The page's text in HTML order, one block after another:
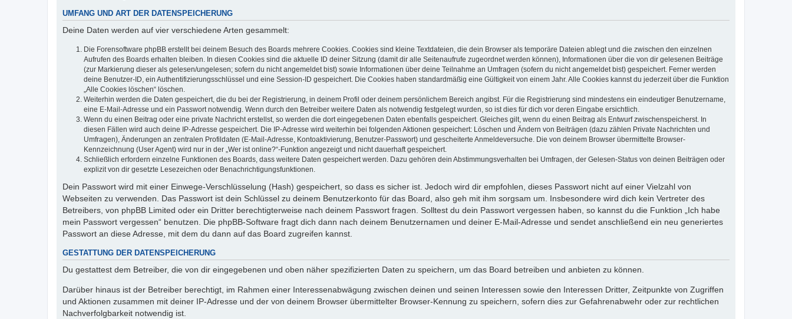
UMFANG UND ART DER DATENSPEICHERUNG
Deine Daten werden auf vier verschiedene Arten gesammelt:
Die Forensoftware phpBB erstellt bei deinem Besuch des Boards mehrere Cookies. Cookies sind kleine Textdateien, die dein Browser als temporäre Dateien ablegt und die zwischen den einzelnen
Aufrufen des Boards erhalten bleiben. In diesen Cookies sind die aktuelle ID deiner Sitzung (damit dir alle Seitenaufrufe zugeordnet werden können), Informationen über die von dir gelesenen Beiträge
(zur Markierung dieser als gelesen/ungelesen; sofern du nicht angemeldet bist) sowie Informationen über deine Teilnahme an Umfragen (sofern du nicht angemeldet bist) gespeichert. Ferner werden
deine Benutzer-ID, ein Authentifizierungsschlüssel und eine Session-ID gespeichert. Die Cookies haben standardmäßig eine Gültigkeit von einem Jahr. Alle Cookies kannst du jederzeit über die Funktion
„Alle Cookies löschen“ löschen.
Weiterhin werden die Daten gespeichert, die du bei der Registrierung, in deinem Profil oder deinem persönlichem Bereich angibst. Für die Registrierung sind mindestens ein eindeutiger Benutzername,
eine E-Mail-Adresse und ein Passwort notwendig. Wenn durch den Betreiber weitere Daten als notwendig festgelegt wurden, so ist dies für dich vor deren Eingabe ersichtlich.
Wenn du einen Beitrag oder eine private Nachricht erstellst, so werden die dort eingegebenen Daten ebenfalls gespeichert. Gleiches gilt, wenn du einen Beitrag als Entwurf zwischenspeicherst. In
diesen Fällen wird auch deine IP-Adresse gespeichert. Die IP-Adresse wird weiterhin bei folgenden Aktionen gespeichert: Löschen und Ändern von Beiträgen (dazu zählen Private Nachrichten und
Umfragen), Änderungen an zentralen Profildaten (E-Mail-Adresse, Kontoaktivierung, Benutzer-Passwort) und gescheiterte Anmeldeversuche. Die von deinem Browser übermittelte Browser-
Kennzeichnung (User Agent) wird nur in der „Wer ist online?“-Funktion angezeigt und nicht dauerhaft gespeichert.
Schließlich erfordern einzelne Funktionen des Boards, dass weitere Daten gespeichert werden. Dazu gehören dein Abstimmungsverhalten bei Umfragen, der Gelesen-Status von deinen Beiträgen oder
explizit von dir gesetzte Lesezeichen oder Benachrichtigungsfunktionen.
Dein Passwort wird mit einer Einwege-Verschlüsselung (Hash) gespeichert, so dass es sicher ist. Jedoch wird dir empfohlen, dieses Passwort nicht auf einer Vielzahl von
Webseiten zu verwenden. Das Passwort ist dein Schlüssel zu deinem Benutzerkonto für das Board, also geh mit ihm sorgsam um. Insbesondere wird dich kein Vertreter des
Betreibers, von phpBB Limited oder ein Dritter berechtigterweise nach deinem Passwort fragen. Solltest du dein Passwort vergessen haben, so kannst du die Funktion „Ich habe
mein Passwort vergessen“ benutzen. Die phpBB-Software fragt dich dann nach deinem Benutzernamen und deiner E-Mail-Adresse und sendet anschließend ein neu generiertes
Passwort an diese Adresse, mit dem du dann auf das Board zugreifen kannst.
GESTATTUNG DER DATENSPEICHERUNG
Du gestattest dem Betreiber, die von dir eingegebenen und oben näher spezifizierten Daten zu speichern, um das Board betreiben und anbieten zu können.
Darüber hinaus ist der Betreiber berechtigt, im Rahmen einer Interessenabwägung zwischen deinen und seinen Interessen sowie den Interessen Dritter, Zeitpunkte von Zugriffen
und Aktionen zusammen mit deiner IP-Adresse und der von deinem Browser übermittelter Browser-Kennung zu speichern, sofern dies zur Gefahrenabwehr oder zur rechtlichen
Nachverfolgbarkeit notwendig ist.